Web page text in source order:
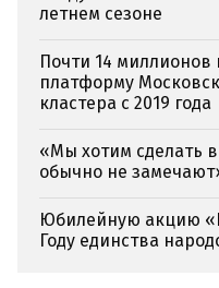
летнем сезоне
Почти 14 миллионов
платформу
кластера с 2019 года
«Мы хотим сделать
обычно не
Юбилейную акцию
Году единства